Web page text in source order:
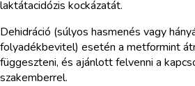
laktátacidózis kockázatát.
Dehidráció (súlyos hasmenés vagy
folyadékbevitel) esetén a metformint
függeszteni, és ajánlott felvenni a
szakemberrel.